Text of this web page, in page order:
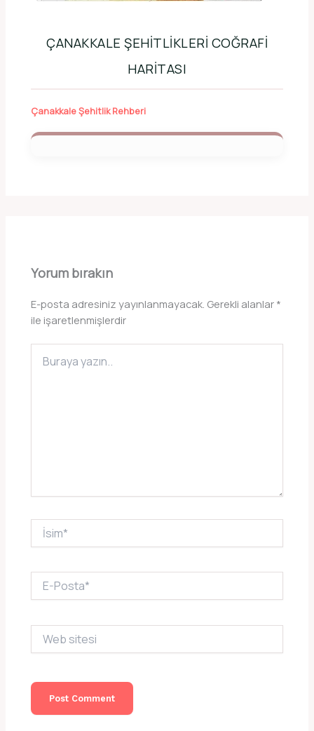
ÇANAKKALE ŞEHITLIKLERI COĞRAFI
HARITASI
Çanakkale Şehitlik Rehberi
Yorum bırakın
E-posta adresiniz yayınlanmayacak. Gerekli alanlar *
ile işaretlenmişlerdir
yazın..
İsim*
Posta*
sitesi